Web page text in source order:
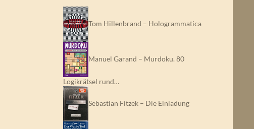
Tom Hillenbrand – Hologrammatica
Manuel Garand – Murdoku. 80
Logikrätsel rund…
Sebastian Fitzek – Die Einladung